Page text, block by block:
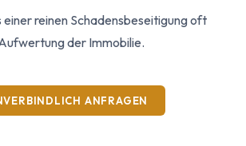
einer reinen Schadensbeseitigung oft
der Immobilie.
ANFRAGEN